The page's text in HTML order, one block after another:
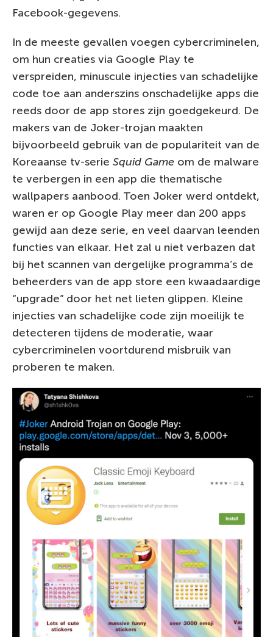
Facebook-gegevens.
In de meeste gevallen voegen cybercriminelen,
om hun creaties via Google Play te
verspreiden, minuscule injecties van schadelijke
code toe aan anderszins onschadelijke apps die
reeds door de app stores zijn goedgekeurd. De
makers van de Joker-trojan maakten
bijvoorbeeld gebruik van de populariteit van de
Koreaanse tv-serie Squid Game om de malware
te verbergen in een app die thematische
wallpapers aanbood. Toen Joker werd ontdekt,
waren er op Google Play meer dan 200 apps
gewijd aan deze serie, en veel daarvan leenden
functies van elkaar. Het zal u niet verbazen dat
bij het scannen van dergelijke programma’s de
beheerders van de app store een kwaadaardige
“upgrade” door het net lieten glippen. Kleine
injecties van schadelijke code zijn moeilijk te
detecteren tijdens de moderatie, waar
cybercriminelen voortdurend misbruik van
proberen te maken.